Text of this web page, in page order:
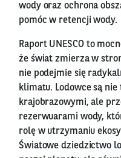
wody oraz ochrona
pomóc w retencji wody.
Raport UNESCO to
że świat zmierza w
nie podejmie się
klimatu. Lodowce są
krajobrazowymi, ale
rezerwuarami wody,
rolę w utrzymaniu
Światowe dziedzictwo